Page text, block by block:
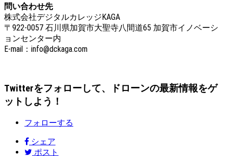
問い合わせ先
株式会社デジタルカレッジKAGA
〒922-0057 石川県加賀市大聖寺八間道65 加賀市イノベーシ
ョンセンター内
E-mail：info@dckaga.com
Twitterをフォローして、ドローンの最新情報をゲ
ットしよう！
フォローする
シェア
ポスト